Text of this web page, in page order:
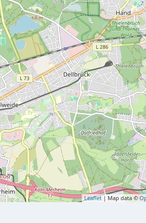
Leaflet| Map data ©